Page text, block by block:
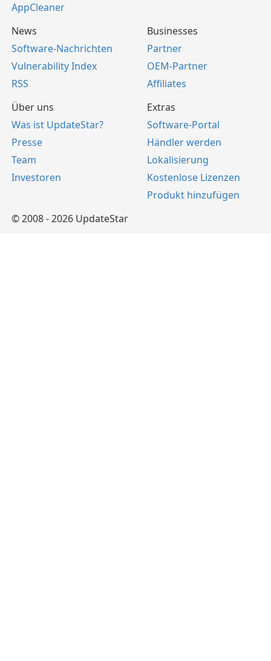
AppCleaner
News
Software-Nachrichten
Vulnerability Index
RSS
Businesses
Partner
OEM-Partner
Affiliates
Über uns
Was ist UpdateStar?
Presse
Team
Investoren
Extras
Software-Portal
Händler werden
Lokalisierung
Kostenlose Lizenzen
Produkt hinzufügen
© 2008 - 2026 UpdateStar